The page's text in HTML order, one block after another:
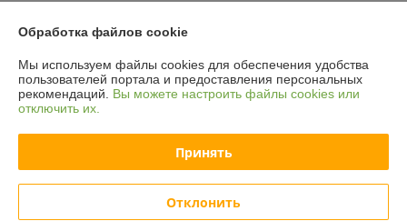
_
Регистрационный номер ЕГР: 391808040
Регистрационный орган: Администрация Октябрьского района г.
Витебска
Обработка файлов cookie
Мы используем файлы cookies для обеспечения удобства
пользователей портала и предоставления персональных
рекомендаций. Вы можете настроить файлы cookies или
отключить их.
Принять
Отклонить